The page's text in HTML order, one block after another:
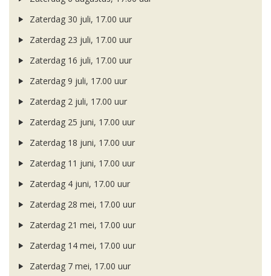
Zaterdag 30 juli, 17.00 uur
Zaterdag 23 juli, 17.00 uur
Zaterdag 16 juli, 17.00 uur
Zaterdag 9 juli, 17.00 uur
Zaterdag 2 juli, 17.00 uur
Zaterdag 25 juni, 17.00 uur
Zaterdag 18 juni, 17.00 uur
Zaterdag 11 juni, 17.00 uur
Zaterdag 4 juni, 17.00 uur
Zaterdag 28 mei, 17.00 uur
Zaterdag 21 mei, 17.00 uur
Zaterdag 14 mei, 17.00 uur
Zaterdag 7 mei, 17.00 uur